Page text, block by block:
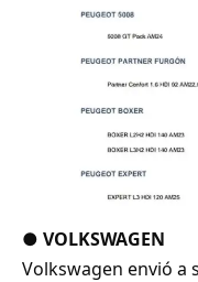
● VOLKSWAGEN
Volkswagen envió a